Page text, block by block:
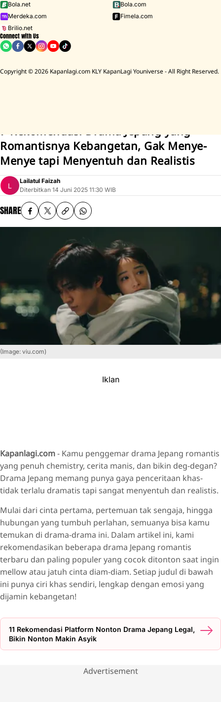
Bola.net
Bola.com
Merdeka.com
Fimela.com
Brilio.net
Connect with Us
Copyright © 2026 Kapanlagi.com KLY KapanLagi Youniverse - All Right Reserved.
D ACADEMY 8 Gisela Cindy
BREAKING
NEWS
Mazaki Ahmad Sah Menikah! Dea Annisa Dan Mazaki Ahmad Sah
7 Rekomendasi Drama Jepang yang
Romantisnya Kebangetan, Gak Menye-
Menye tapi Menyentuh dan Realistis
Lailatul Faizah
Diterbitkan 14 Juni 2025 11:30 WIB
SHARE
(Image: viu.com)
Iklan
Kapanlagi.com- Kamu penggemar drama Jepang romantis
yang penuh chemistry, cerita manis, dan bikin deg-degan?
Drama Jepang memang punya gaya penceritaan khas-
tidak terlalu dramatis tapi sangat menyentuh dan realistis.
Mulai dari cinta pertama, pertemuan tak sengaja, hingga
hubungan yang tumbuh perlahan, semuanya bisa kamu
temukan di drama-drama ini. Dalam artikel ini, kami
rekomendasikan beberapa drama Jepang romantis
terbaru dan paling populer yang cocok ditonton saat ingin
mellow atau jatuh cinta diam-diam. Setiap judul di bawah
ini punya ciri khas sendiri, lengkap dengan emosi yang
dijamin kebangetan!
11 Rekomendasi Platform Nonton Drama Jepang Legal,
Bikin Nonton Makin Asyik
Advertisement